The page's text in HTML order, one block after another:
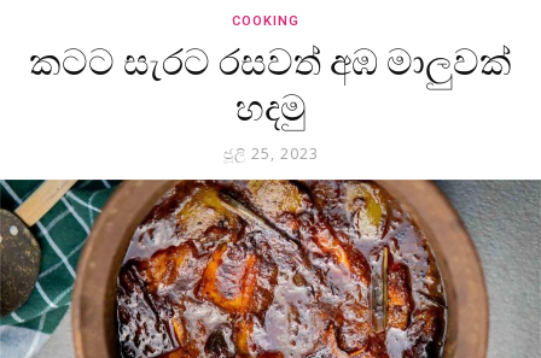
COOKING
කටට සැරට රසවත් අඹ මාලුවක්
හදමු
ජූලි 25, 2023